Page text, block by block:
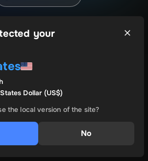
your
Dollar(US$)
the local version of the site?
No